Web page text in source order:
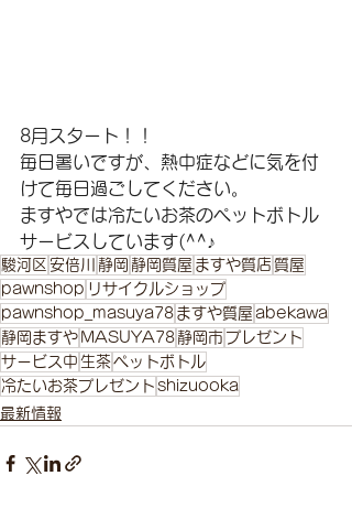
8月スタート！！
毎日暑いですが、熱中症などに気を付
けて毎日過ごしてください。
ますやでは冷たいお茶のペットボトル
サービスしています(^^♪
駿河区 安倍川 静岡 静岡質屋 ますや質店 質屋
pawnshop リサイクルショップ
pawnshop_masuya78 ますや質屋 abekawa
静岡ますや MASUYA78 静岡市 プレゼント
サービス中 生茶ペットボトル
冷たいお茶プレゼント shizuooka
最新情報